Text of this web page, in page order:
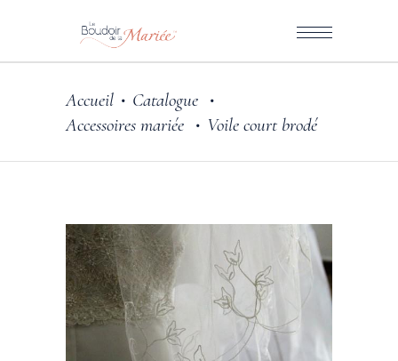
Accueil • Catalogue •
Accessoires mariée • Voile court brodé